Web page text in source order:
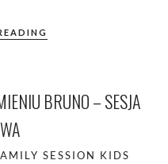
BRUNO – SESJA
SESSION KIDS